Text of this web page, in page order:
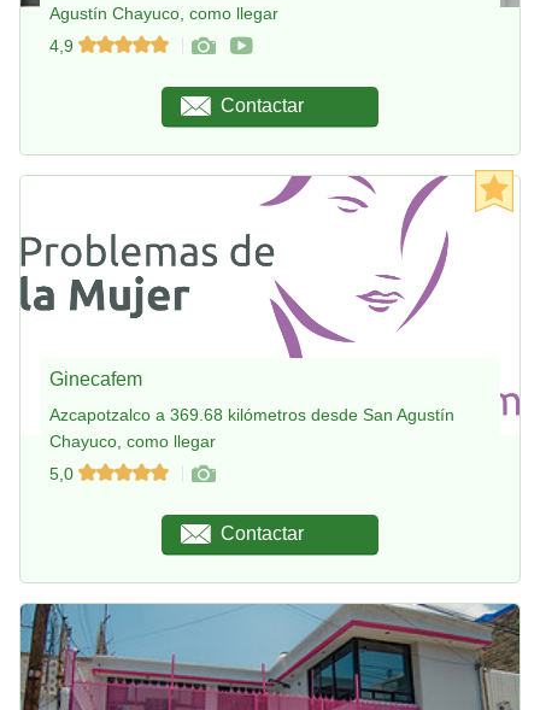
Agustín Chayuco, como llegar
4,9
Contactar
Ginecafem
Azcapotzalco a 369.68 kilómetros desde San Agustín
Chayuco, como llegar
5,0
Contactar